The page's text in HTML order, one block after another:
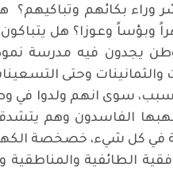
وراء بكائهم
وبؤساً وعوزا؟ هل
يجدون فيه مدرسة
والثمانينات وحتى
سبب، سوى انهم ولدوا في
نهبها الفاسدون وهم
كل شيء، خصخصة
الطائفية